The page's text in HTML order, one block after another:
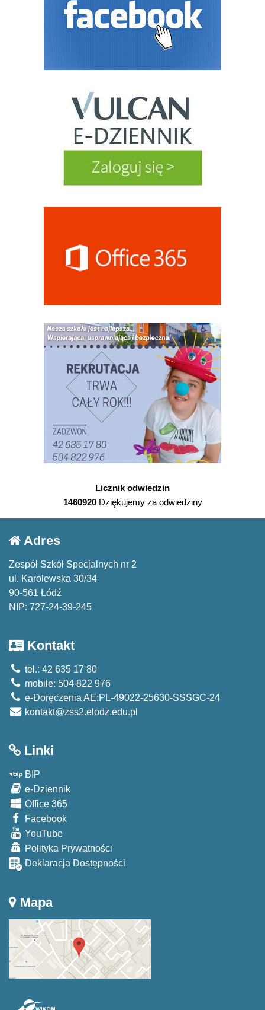
Licznik odwiedzin
1460920Dziękujemy za odwiedziny
Adres
Zespół Szkół Specjalnych nr 2
ul. Karolewska 30/34
90-561 Łódź
NIP: 727-24-39-245
Kontakt
tel.: 42 635 17 80
mobile: 504 822 976
e-Doręczenia AE:PL-49022-25630-SSSGC-24
kontakt@zss2.elodz.edu.pl
Linki
BIP
e-Dziennik
Office 365
Facebook
YouTube
Polityka Prywatności
Deklaracja Dostępności
Mapa